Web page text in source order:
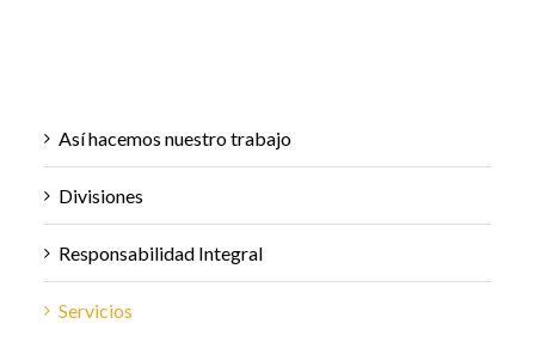
Así hacemos nuestro trabajo
Divisiones
Responsabilidad Integral
Servicios